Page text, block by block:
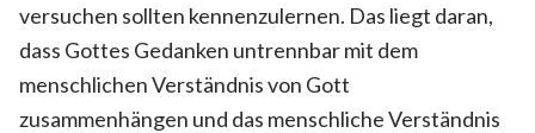
versuchen sollten kennenzulernen. Das liegt daran,
dass Gottes Gedanken untrennbar mit dem
menschlichen Verständnis von Gott
zusammenhängen und das menschliche Verständnis